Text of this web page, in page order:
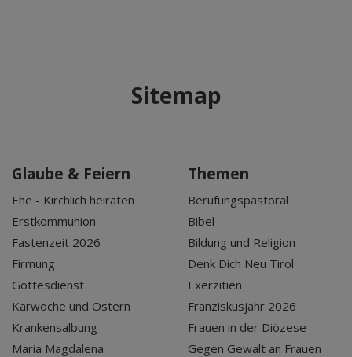
Sitemap
Glaube & Feiern
Ehe - Kirchlich heiraten
Erstkommunion
Fastenzeit 2026
Firmung
Gottesdienst
Karwoche und Ostern
Krankensalbung
Maria Magdalena
Themen
Berufungspastoral
Bibel
Bildung und Religion
Denk Dich Neu Tirol
Exerzitien
Franziskusjahr 2026
Frauen in der Diözese
Gegen Gewalt an Frauen